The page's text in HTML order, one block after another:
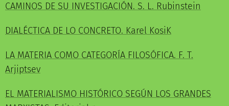
CAMINOS DE SU INVESTIGACIÓN. S. L. Rubinstein
DIALÉCTICA DE LO CONCRETO. Karel KosiK
LA MATERIA COMO CATEGORÍA FILOSÓFICA. F. T.
Arjiptsev
EL MATERIALISMO HISTÓRICO SEGÚN LOS GRANDES